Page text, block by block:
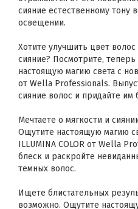
сияние естественному тону
освещении.
Хотите улучшить цвет
сияние? Посмотрите,
настоящую магию света с
от Wella Professionals.
сияние волос и придайте им
Мечтаете о мягкости и
Ощутите настоящую магию
ILLUMINA COLOR от Wella
блеск и раскройте
темных волос.
Ищете блистательных
возможно. Ощутите